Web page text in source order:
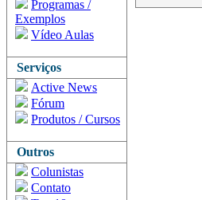
Programas /
Exemplos
Vídeo Aulas
Serviços
Active News
Fórum
Produtos / Cursos
Outros
Colunistas
Contato